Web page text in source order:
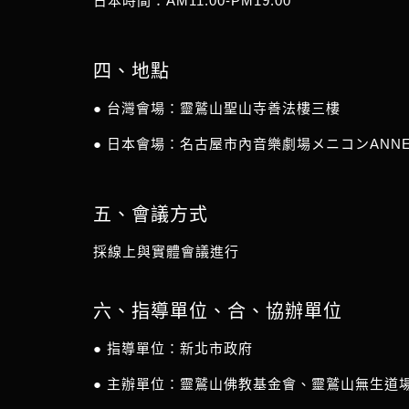
四、地點
● 台灣會場：靈鷲山聖山寺善法樓三樓
● 日本會場：名古屋市內音樂劇場メニコン
五、會議方式
採線上與實體會議進行
六、指導單位、合、協辦單位
● 指導單位：新北市政府
● 主辦單位：靈鷲山佛教基金會、靈鷲山無生道